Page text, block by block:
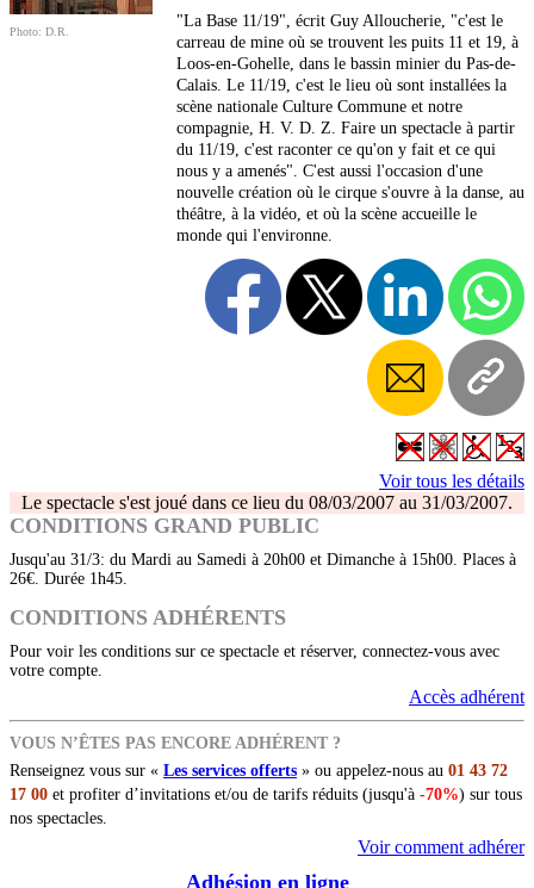
Photo: D.R.
"La Base 11/19", écrit Guy Alloucherie, "c'est le
carreau de mine où se trouvent les puits 11 et 19, à
Loos-en-Gohelle, dans le bassin minier du Pas-de-
Calais. Le 11/19, c'est le lieu où sont installées la
scène nationale Culture Commune et notre
compagnie, H. V. D. Z. Faire un spectacle à partir
du 11/19, c'est raconter ce qu'on y fait et ce qui
nous y a amenés". C'est aussi l'occasion d'une
nouvelle création où le cirque s'ouvre à la danse, au
théâtre, à la vidéo, et où la scène accueille le
monde qui l'environne.
Voir tous les détails
Le spectacle s'est joué dans ce lieu du 08/03/2007 au 31/03/2007.
CONDITIONS GRAND PUBLIC
Jusqu'au 31/3: du Mardi au Samedi à 20h00 et Dimanche à 15h00. Places à
26€. Durée 1h45.
CONDITIONS ADHÉRENTS
Pour voir les conditions sur ce spectacle et réserver, connectez-vous avec
votre compte.
Accès adhérent
VOUS N’ÊTES PAS ENCORE ADHÉRENT ?
Renseignez vous sur « Les services offerts » ou appelez-nous au 01 43 72
17 00 et profiter d’invitations et/ou de tarifs réduits (jusqu'à -70%) sur tous
nos spectacles.
Voir comment adhérer
Adhésion en ligne